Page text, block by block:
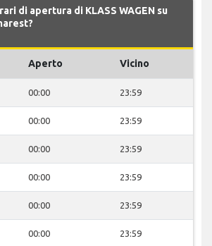
di apertura di KLASS WAGEN su
Aperto Vicino
00:00 23:59
00:00 23:59
00:00 23:59
00:00 23:59
00:00 23:59
00:00 23:59